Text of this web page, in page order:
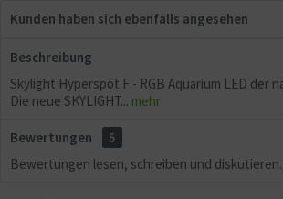
Kunden haben sich ebenfalls angesehen
Beschreibung
Skylight Hyperspot F - RGB Aquarium LED der
Die neue SKYLIGHT... mehr
Bewertungen
5
Bewertungen lesen, schreiben und